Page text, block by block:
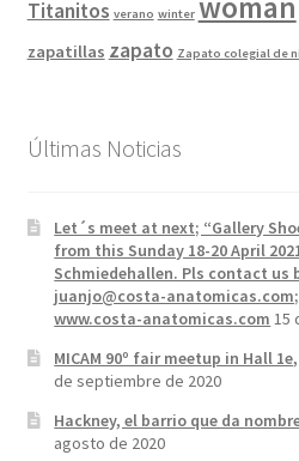
Titanitos verano winter
zapatillas zapato Zapato colegial de
Últimas Noticias
Let´s meet at next; “Gallery
from this Sunday 18-20 April
Schmiedehallen. Pls contact us
juanjo@costa-
www.costa-anatomicas.com 15
MICAM 90º fair meetup in Hall
de septiembre de 2020
Hackney, el barrio que da
agosto de 2020